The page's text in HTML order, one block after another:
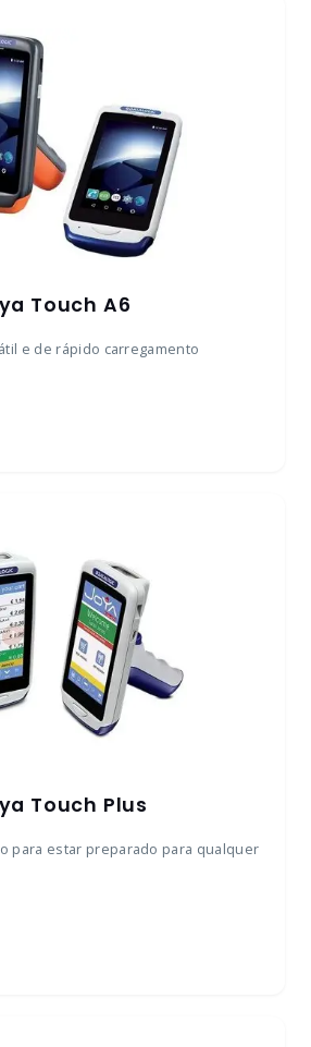
Touch A6
e de rápido carregamento
Touch Plus
para estar preparado para qualquer